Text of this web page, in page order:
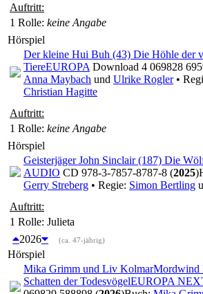
Auftritt:
1 Rolle: keine Angabe
Hörspiel
Der kleine Hui Buh (43) Die Höhle der
TiereEUROPA Download 4 069828
Anna Maybach und Ulrike Rogler•
Christian Hagitte
Auftritt:
1 Rolle: keine Angabe
Hörspiel
Geisterjäger John Sinclair (187) Die
AUDIO CD 978-3-7857-8787-8 (2025)
Gerry Streberg • Regie: Simon Bertling
Auftritt:
1 Rolle: Julieta
2026
(ca. 47-jährig)
Hörspiel
Mika Grimm und Liv KolmarMordwind
Schatten der TodesvögelEUROPA